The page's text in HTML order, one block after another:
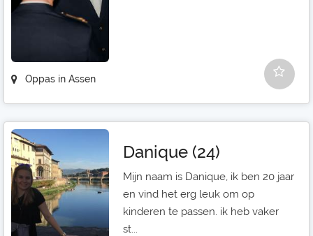
Oppas in Assen
Danique (24)
Mijn naam is Danique, ik ben 20 jaar
en vind het erg leuk om op
kinderen te passen. ik heb vaker
st...